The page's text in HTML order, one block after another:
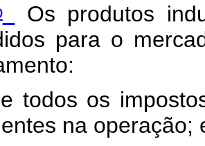
Os produtos
para o
todos os
na operação;